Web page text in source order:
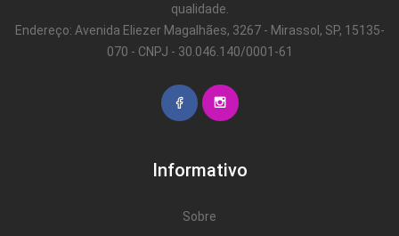
qualidade.
Endereço: Avenida Eliezer Magalhães, 3267 - Mirassol, SP, 15135-
070 - CNPJ - 30.046.140/0001-61
Informativo
Sobre